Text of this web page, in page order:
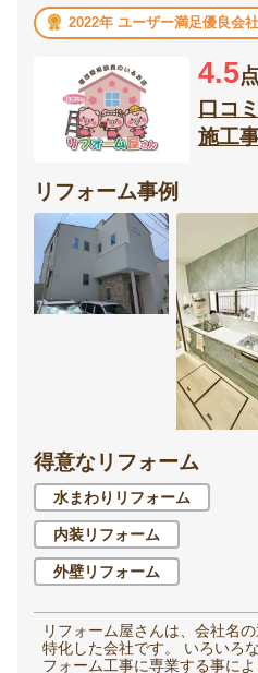
2022年 ユーザー満足優良会
4.5点
口コ
施工
リフォーム事例
得意なリフォーム
水まわりリフォーム
内装リフォーム
外壁リフォーム
リフォーム屋さんは、会社名
特化した会社です。 いろいろ
フォーム工事に専業する事に